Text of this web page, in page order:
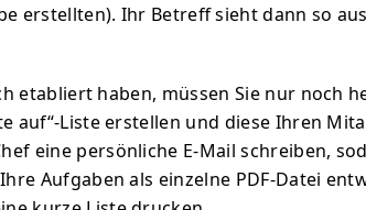
erstellten). Ihr Betreff sieht dann so
etabliert haben, müssen Sie nur noch
auf“-Liste erstellen und diese Ihren
eine persönliche E-Mail schreiben,
Aufgaben als einzelne PDF-Datei